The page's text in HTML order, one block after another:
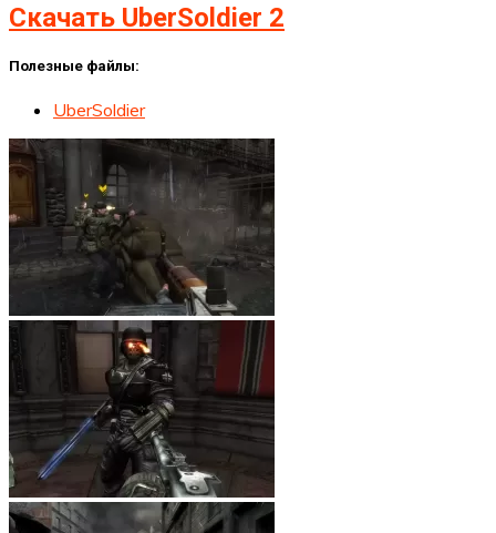
Скачать UberSoldier 2
Полезные файлы:
UberSoldier